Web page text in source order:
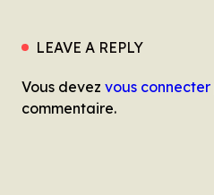
LEAVE A REPLY
Vous devez vous connecter
commentaire.